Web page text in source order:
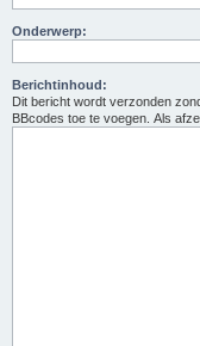
Onderwerp:
Berichtinhoud:
Dit bericht wordt verzonden
BBcodes toe te voegen. Als